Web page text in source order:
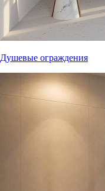
Душевые ограждения